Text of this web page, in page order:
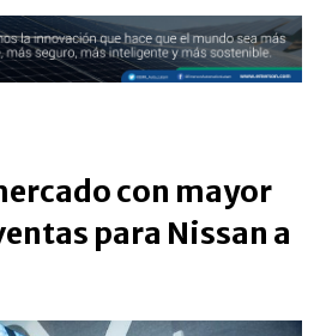
con mayor
para Nissan a